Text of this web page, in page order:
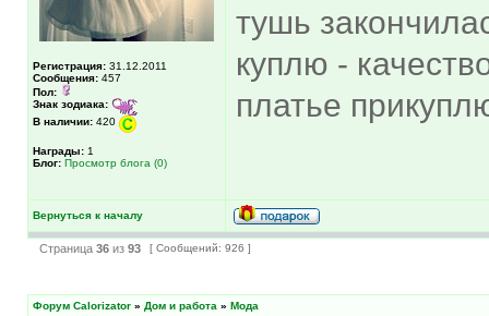
Регистрация: 31.12.2011
Сообщения: 457
Пол:
Знак зодиака:
В наличии: 420
Награды: 1
Блог: Просмотр блога (0)
тушь
куплю -
платье
Вернуться к началу
Страница 36 из 93 [ Сообщений: 926 ]
Форум Calorizator » Дом и работа » Мода